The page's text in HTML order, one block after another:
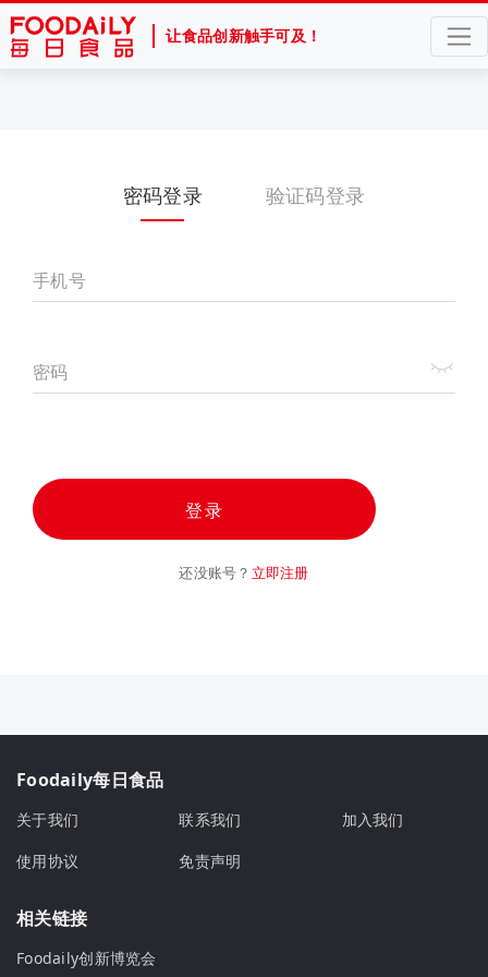
让食品创新触手可及！
密码登录 验证码登录
手机号
密码
登录
还没账号？ 立即注册
Foodaily每日食品
关于我们 联系我们
加入我们
使用协议
免责声明
相关链接
Foodaily创新博览会